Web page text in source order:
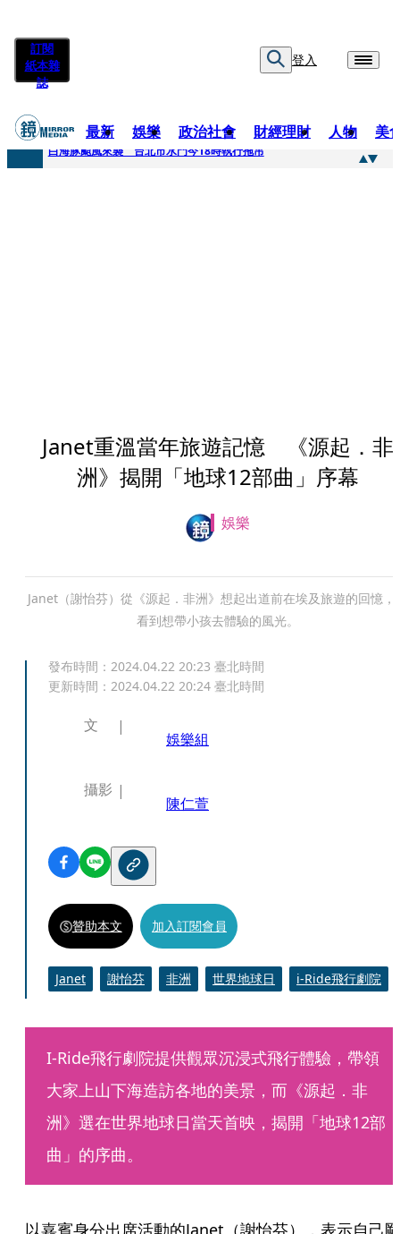
訂閱
紙本雜
誌
登入
最新 娛樂 政治社會 財經理財 人物 美
快訊
白海豚颱風來襲 台北市水門今18時執行拖吊
Janet重溫當年旅遊記憶 《源起．非
洲》揭開「地球12部曲」序幕
娛樂
Janet（謝怡芬）從《源起．非洲》想起出道前在埃及旅遊的回憶，
看到想帶小孩去體驗的風光。
發布時間： 2024.04.22 20:23 臺北時間
更新時間： 2024.04.22 20:24 臺北時間
文
娛樂組
攝影
陳仁萱
贊助本文 加入訂閱會員
Janet 謝怡芬 非洲 世界地球日 i-Ride飛行劇院
I-Ride飛行劇院提供觀眾沉浸式飛行體驗，帶領
大家上山下海造訪各地的美景，而《源起．非
洲》選在世界地球日當天首映，揭開「地球12部
曲」的序曲。
以嘉賓身分出席活動的Janet（謝怡芬），表示自己剛